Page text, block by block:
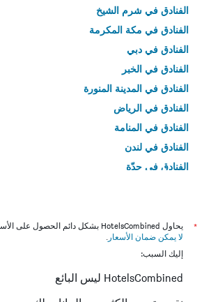
الفنادق في شرم الشيخ
الفنادق في مكة المكرمة
الفنادق في دبي
الفنادق في الخبر
الفنادق في المدينة المنورة
الفنادق في الرياض
الفنادق في المنامة
الفنادق في لندن
الفنادق في جدّة
*
يحاول HotelsCombined بشكل دائم الحصول على الأسعار الدقيقة، ولكن
لا يمكن ضمان الأسعار .
إليك السبب:
HotelsCombined ليس البائع